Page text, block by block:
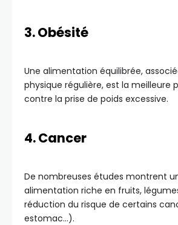
3. Obésité
Une alimentation équilibrée,
physique régulière, est la meilleure
contre la prise de poids excessive.
4. Cancer
De nombreuses études montrent
alimentation riche en fruits,
réduction du risque de certains
estomac…).